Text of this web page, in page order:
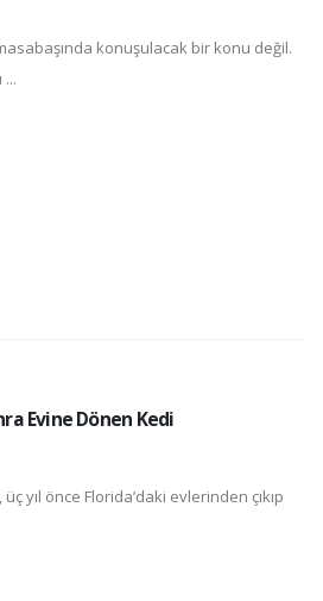
konuşulacak bir konu değil.
Evine Dönen Kedi
yıl önce Florida’daki evlerinden çıkıp